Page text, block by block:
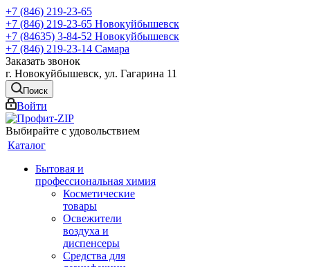
+7 (846) 219-23-65
+7 (846) 219-23-65 Новокуйбышевск
+7 (84635) 3-84-52 Новокуйбышевск
+7 (846) 219-23-14 Самара
Заказать звонок
г. Новокуйбышевск, ул. Гагарина 11
Поиск
Войти
Выбирайте с удовольствием
Каталог
Бытовая и
профессиональная химия
Косметические
товары
Освежители
воздуха и
диспенсеры
Средства для